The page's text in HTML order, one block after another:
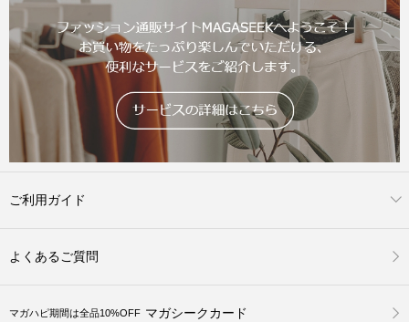
ご利用ガイド
よくあるご質問
マガハピ期間は全品10%OFF マガシークカード